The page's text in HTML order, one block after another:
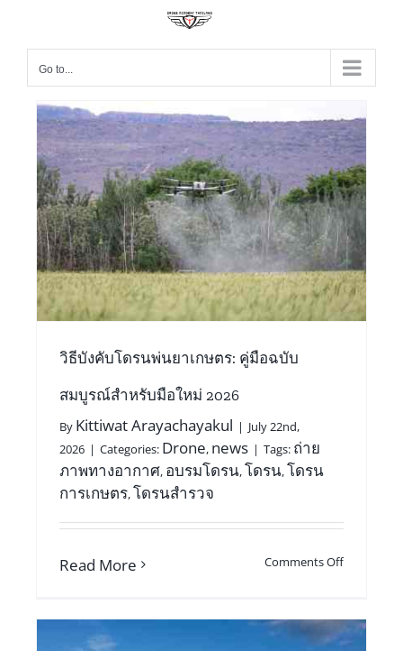
Go to...
วิธีบังคับโดรนพ่นยาเกษตร: คู่มือฉบับ
สมบูรณ์สำหรับมือใหม่ 2026
By Kittiwat Arayachayakul | July 22nd,
2026 | Categories: Drone, news | Tags: ถ่าย
ภาพทางอากาศ, อบรมโดรน,โดรน,โดรน
การเกษตร,โดรนสำรวจ
Read More Comments Off